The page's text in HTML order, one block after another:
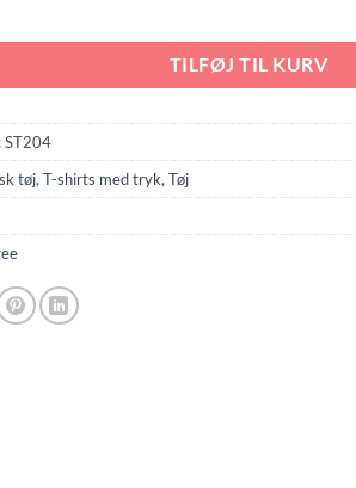
TILFØJ TIL KURV
ST204
tøj, T-shirts med tryk, Tøj